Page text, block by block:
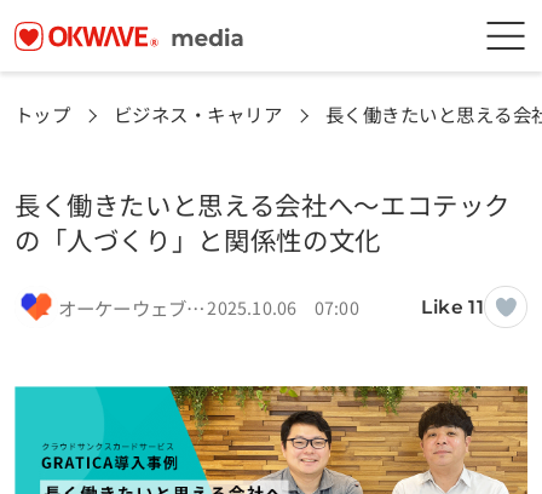
トップ ビジネス・キャリア 長く働きたいと思える会
長く働きたいと思える会社へ〜エコテック
の「人づくり」と関係性の文化
オーケーウェブ編集部2025.10.06 07:00 Like 11